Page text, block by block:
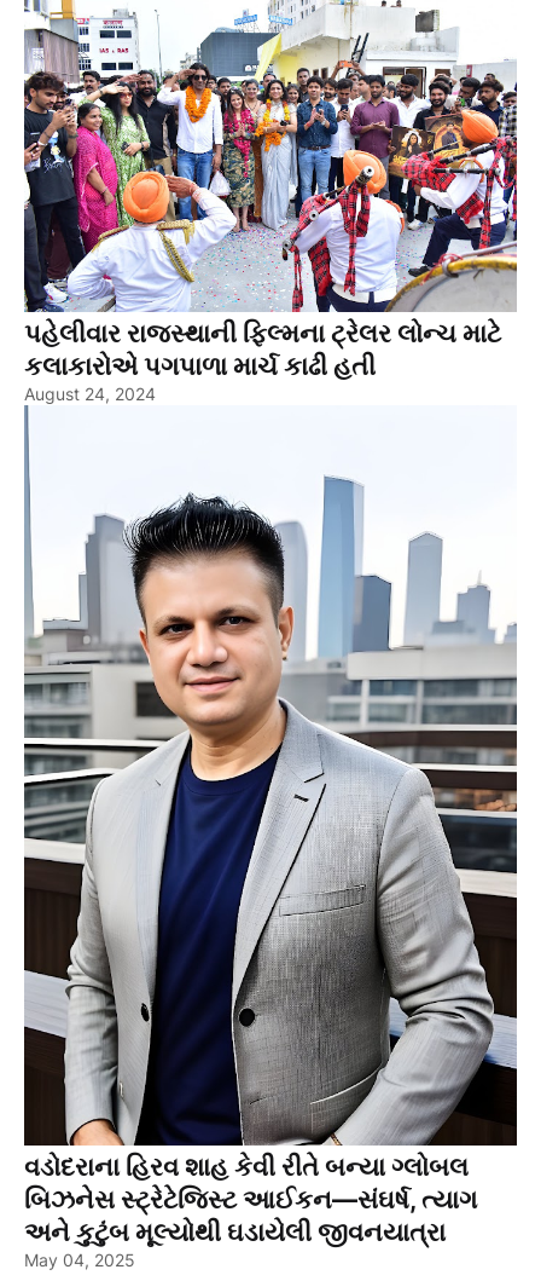
પહેલીવાર રાજસ્થાની ફિલ્મના ટ્રેલર લોન્ચ માટે
કલાકારોએ પગપાળા માર્ચ કાઢી હતી
August 24, 2024
વડોદરાના હિરવ શાહ કેવી રીતે બન્યા ગ્લોબલ
બિઝનેસ સ્ટ્રેટેજિસ્ટ આઈકન—સંઘર્ષ, ત્યાગ
અને કુટુંબ મૂલ્યોથી ઘડાયેલી જીવનયાત્રા
May 04, 2025